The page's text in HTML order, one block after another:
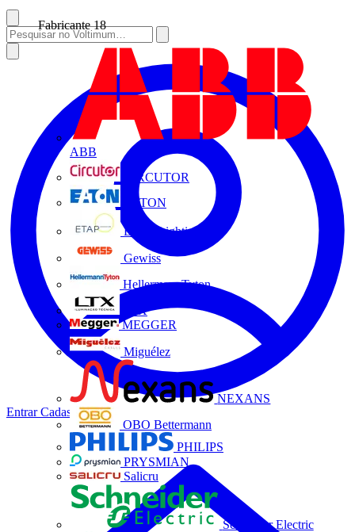
Fabricante 18
ABB
CIRCUTOR
EATON
ETAP Lighting
Gewiss
HellermannTyton
LTX
MEGGER
Miguélez
NEXANS
OBO Bettermann
PHILIPS
PRYSMIAN
Salicru
Schneider Electric
EntrarCadastrar